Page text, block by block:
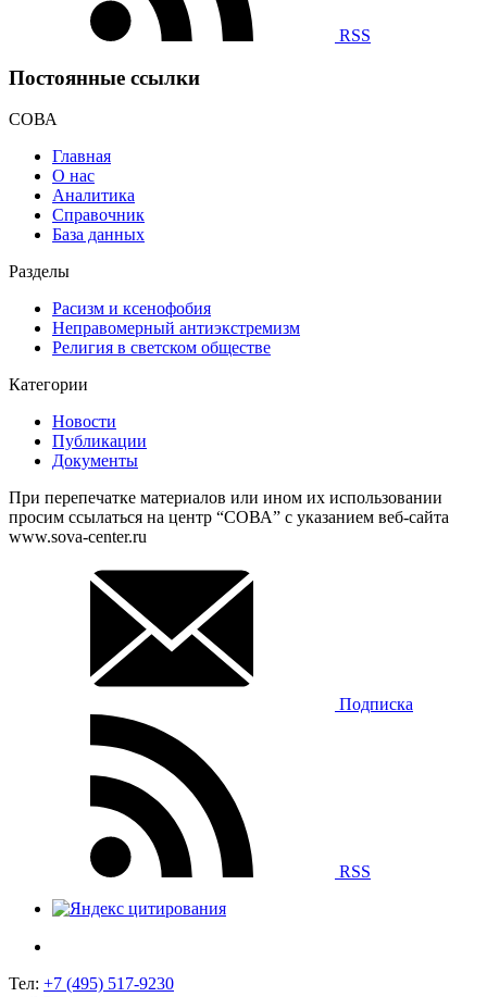
RSS
Постоянные ссылки
СОВА
Главная
О нас
Аналитика
Справочник
База данных
Разделы
Расизм и ксенофобия
Неправомерный антиэкстремизм
Религия в светском обществе
Категории
Новости
Публикации
Документы
При перепечатке материалов или ином их использовании
просим ссылаться на центр “СОВА” с указанием веб-сайта
www.sova-center.ru
Подписка
RSS
Тел: +7 (495) 517-9230